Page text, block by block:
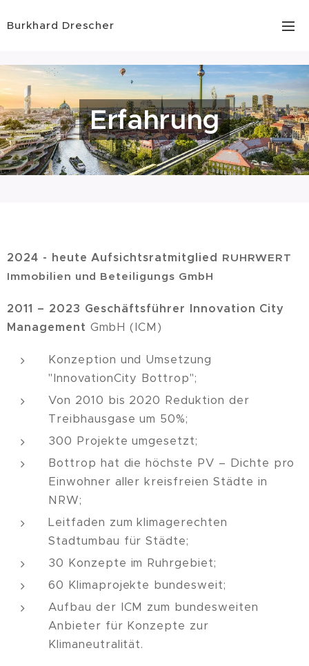
Burkhard Drescher
Erfahrung
2024 - heute Aufsichtsratmitglied RUHRWERT
Immobilien und Beteiligungs GmbH
2011 – 2023 Geschäftsführer Innovation City
Management GmbH (ICM)
Konzeption und Umsetzung
"InnovationCity Bottrop";
Von 2010 bis 2020 Reduktion der
Treibhausgase um 50%;
300 Projekte umgesetzt;
Bottrop hat die höchste PV – Dichte pro
Einwohner aller kreisfreien Städte in
NRW;
Leitfaden zum klimagerechten
Stadtumbau für Städte;
30 Konzepte im Ruhrgebiet;
60 Klimaprojekte bundesweit;
Aufbau der ICM zum bundesweiten
Anbieter für Konzepte zur
Klimaneutralität.